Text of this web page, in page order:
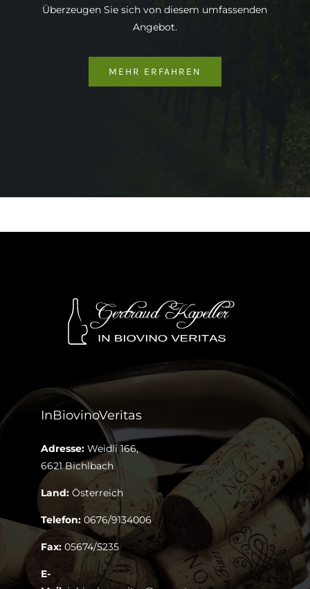
Überzeugen Sie sich von diesem umfassenden
Angebot.
MEHR ERFAHREN
InBiovinoVeritas
Adresse: Weidli 166,
6621 Bichlbach
Land: Österreich
Telefon: 0676/9134006
Fax: 05674/5235
E-